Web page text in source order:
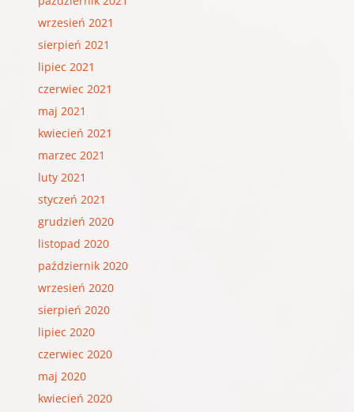
wrzesień 2021
sierpień 2021
lipiec 2021
czerwiec 2021
maj 2021
kwiecień 2021
marzec 2021
luty 2021
styczeń 2021
grudzień 2020
listopad 2020
październik 2020
wrzesień 2020
sierpień 2020
lipiec 2020
czerwiec 2020
maj 2020
kwiecień 2020